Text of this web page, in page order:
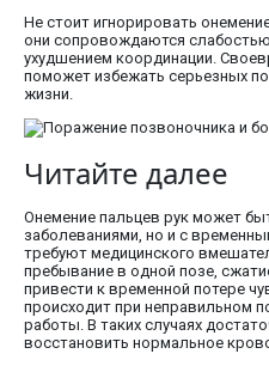
Не стоит игнорировать
они сопровождаются
ухудшением координации.
поможет избежать серьезных
жизни.
Читайте далее
Онемение пальцев рук может
заболеваниями, но и с
требуют медицинского
пребывание в одной позе,
привести к временной потере
происходит при неправильном
работы. В таких случаях
восстановить нормальное